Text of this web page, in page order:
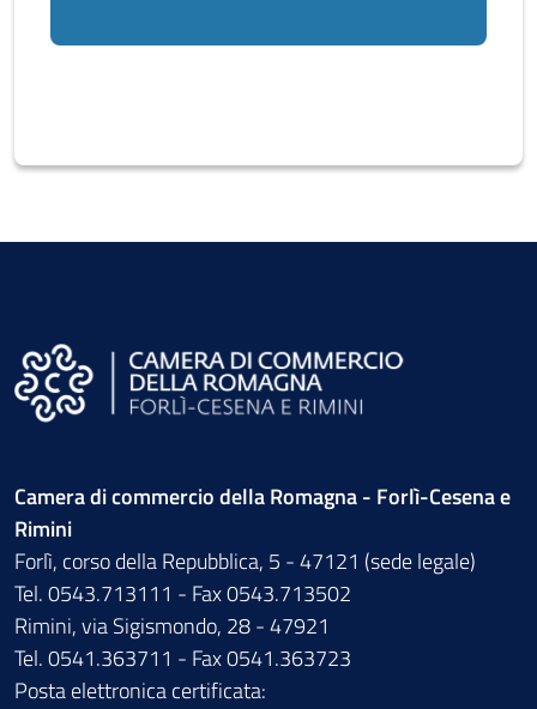
Camera di commercio della Romagna - Forlì-Cesena e
Rimini
Forlì, corso della Repubblica, 5 - 47121 (sede legale)
Tel. 0543.713111 - Fax 0543.713502
Rimini, via Sigismondo, 28 - 47921
Tel. 0541.363711 - Fax 0541.363723
Posta elettronica certificata: